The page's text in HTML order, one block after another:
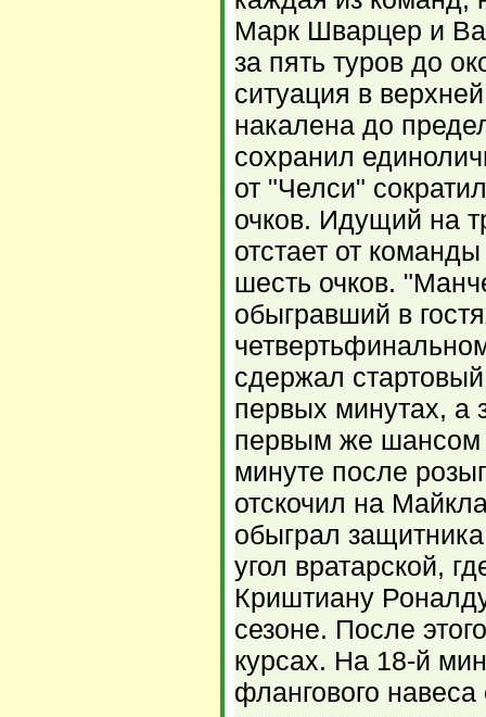
Марк Шварцер и
за пять туров до
ситуация в
накалена до
сохранил
от "Челси"
очков. Идущий на
отстает от
шесть очков.
обыгравший в
сдержал
первых минутах, а
первым же шансом
минуте после
отскочил на
обыграл
угол вратарской,
Криштиану
сезоне. После
курсах. На 18-й
флангового